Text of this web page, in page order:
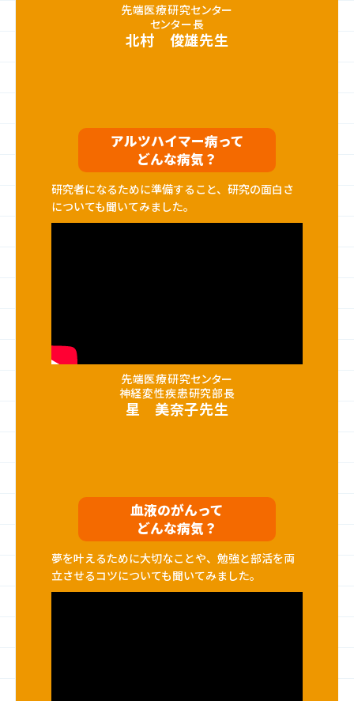
先端医療研究センター
センター長
北村 俊雄先生
アルツハイマー病って
どんな病気？
研究者になるために準備すること、研究の面白さ
についても聞いてみました。
先端医療研究センター
神経変性疾患研究部長
星 美奈子先生
血液のがんって
どんな病気？
夢を叶えるために大切なことや、勉強と部活を両
立させるコツについても聞いてみました。